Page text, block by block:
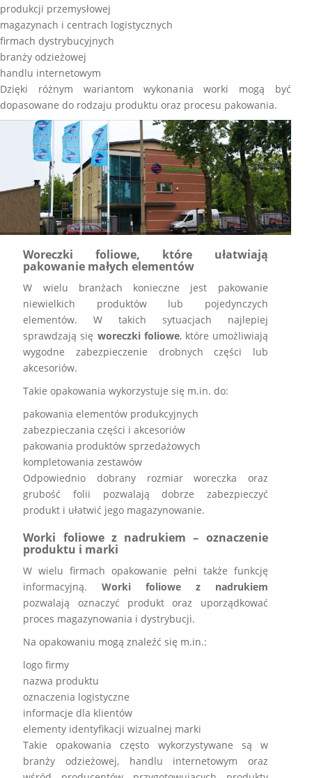
produkcji przemysłowej
magazynach i centrach logistycznych
firmach dystrybucyjnych
branży odzieżowej
handlu internetowym
Dzięki różnym wariantom wykonania worki mogą być
dopasowane do rodzaju produktu oraz procesu pakowania.
Woreczki foliowe, które ułatwiają
pakowanie małych elementów
W wielu branżach konieczne jest pakowanie
niewielkich produktów lub pojedynczych
elementów. W takich sytuacjach najlepiej
sprawdzają się woreczki foliowe, które umożliwiają
wygodne zabezpieczenie drobnych części lub
akcesoriów.
Takie opakowania wykorzystuje się m.in. do:
pakowania elementów produkcyjnych
zabezpieczania części i akcesoriów
pakowania produktów sprzedażowych
kompletowania zestawów
Odpowiednio dobrany rozmiar woreczka oraz
grubość folii pozwalają dobrze zabezpieczyć
produkt i ułatwić jego magazynowanie.
Worki foliowe z nadrukiem – oznaczenie
produktu i marki
W wielu firmach opakowanie pełni także funkcję
informacyjną.Worki foliowe z nadrukiem
pozwalają oznaczyć produkt oraz uporządkować
proces magazynowania i dystrybucji.
Na opakowaniu mogą znaleźć się m.in.:
logo firmy
nazwa produktu
oznaczenia logistyczne
informacje dla klientów
elementy identyfikacji wizualnej marki
Takie opakowania często wykorzystywane są w
branży odzieżowej, handlu internetowym oraz